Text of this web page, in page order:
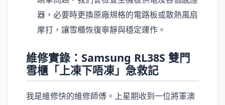
器，必要時更換原廠規格的電路板或散熱風扇
摩打，讓雪櫃恢復寧靜與穩定運作。
維修實錄：Samsung RL38S 雙門
雪櫃「上凍下唔凍」急救記
我是維修快的維修師傅。上星期收到一位將軍澳